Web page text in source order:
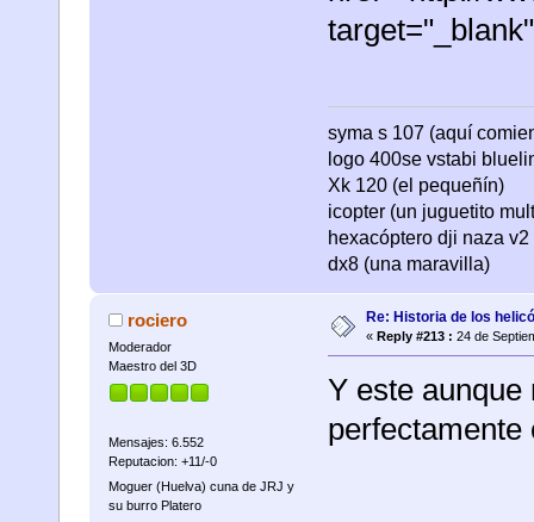
syma s 107 (aquí
logo 400se vstabi
Xk 120 (el pequeñín)
icopter (un juguetito
hexacóptero dji naza
dx8 (una maravilla)
rociero
Moderador
Maestro del 3D
Mensajes: 6.552
Reputacion: +11/-0
Moguer (Huelva) cuna de JRJ y
su burro Platero
Re: Historia de los
« Reply #213 : 24 de
Y este aunque
perfectamente